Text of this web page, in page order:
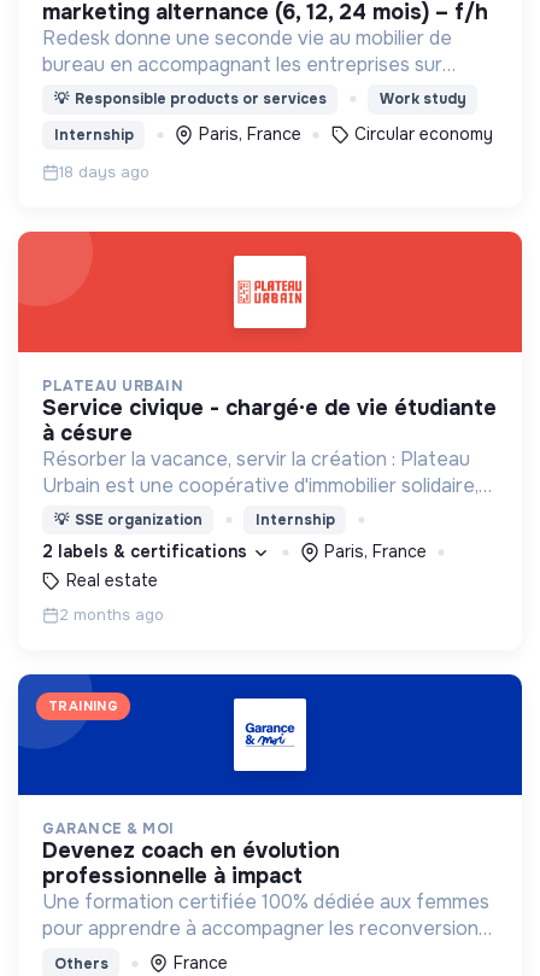
marketing alternance (6, 12, 24 mois) – f/h
Redesk donne une seconde vie au mobilier de
bureau en accompagnant les entreprises sur
toutes les problématiques liées à l'économie
professionnel.
💡 Responsible products or services
Work study
Internship
Paris, France Circular economy
18 days ago
PLATEAU URBAIN
service civique - chargé·e de vie étudiante
à césure
Résorber la vacance, servir la création : Plateau
Urbain est une coopérative d'immobilier solidaire,
spécialisée dans le montage et la gestion
d'occupations temporaires de bâtiments vacants
💡 SSE organization Internship
2 labels & certifications
Paris, France
Real estate
2 months ago
TRAINING
GARANCE & MOI
devenez coach en évolution
professionnelle à impact
Une formation certifiée 100% dédiée aux femmes
pour apprendre à accompagner les reconversions
vers des métiers qui ont du sens.
Others France